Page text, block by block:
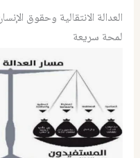
العدالة الانتقالية وحقوق
لمحة سريعة